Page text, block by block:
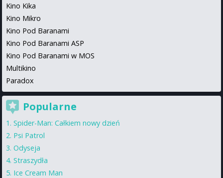
Kino Kika
Kino Mikro
Kino Pod Baranami
Kino Pod Baranami ASP
Kino Pod Baranami w MOS
Multikino
Paradox
Popularne
Spider-Man: Całkiem nowy dzień
Psi Patrol
Odyseja
Straszydła
Ice Cream Man